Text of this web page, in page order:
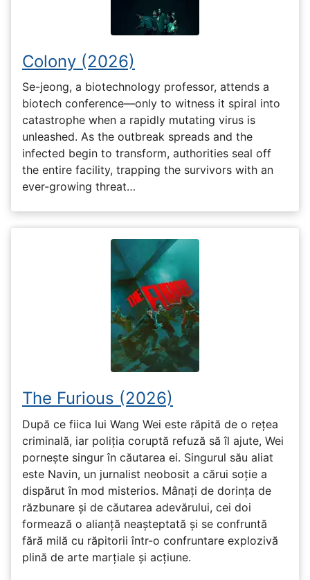
Colony (2026)
Se-jeong, a biotechnology professor, attends a
biotech conference—only to witness it spiral into
catastrophe when a rapidly mutating virus is
unleashed. As the outbreak spreads and the
infected begin to transform, authorities seal off
the entire facility, trapping the survivors with an
ever-growing threat…
The Furious (2026)
După ce fiica lui Wang Wei este răpită de o rețea
criminală, iar poliția coruptă refuză să îl ajute, Wei
pornește singur în căutarea ei. Singurul său aliat
este Navin, un jurnalist neobosit a cărui soție a
dispărut în mod misterios. Mânați de dorința de
răzbunare și de căutarea adevărului, cei doi
formează o alianță neașteptată și se confruntă
fără milă cu răpitorii într-o confruntare explozivă
plină de arte marțiale și acțiune.